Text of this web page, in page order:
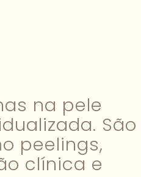
na pele
São
peelings,
clínica e